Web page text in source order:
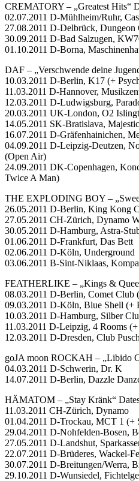
CREMATORY – „Greatest Hits“
02.07.2011 D-Mühlheim/Ruhr,
27.08.2011 D-Delbrück,
30.09.2011 D-Bad Salzugen,
01.10.2011 D-Borna,
DAF – „Verschwende deine
10.03.2011 D-Berlin, K17 (+
11.03.2011 D-Hannover,
12.03.2011 D-Ludwigsburg,
20.03.2011 UK-London, O2
14.05.2011 SK-Bratislava,
16.07.2011 D-Gräfenhainichen,
04.09.2011 D-Leipzig-Deutzen,
(Open Air)
24.09.2011 DK-Copenhagen,
Twice A Man)
THE EXPLODING BOY –
26.05.2011 D-Berlin, King Kong
27.05.2011 CH-Zürich, Dynamo
30.05.2011 D-Hamburg, Astra-
01.06.2011 D-Frankfurt, Das Bett
02.06.2011 D-Köln, Underground
03.06.2011 B-Sint-Niklaas,
FEATHERLIKE – „Kings &
08.03.2011 D-Berlin, Comet Club
09.03.2011 D-Köln, Blue Shell (+
10.03.2011 D-Hamburg, Silber
11.03.2011 D-Leipzig, 4 Rooms
12.03.2011 D-Dresden, Club
goJA moon ROCKAH – „Libido
04.03.2011 D-Schwerin, Dr. K
14.07.2011 D-Berlin, Dazzle
HÄMATOM – „Stay Kränk“
11.03.2011 CH-Zürich, Dynamo
01.04.2011 D-Trockau, MCT 1 (+
29.04.2011 D-Nohfelden-Bosen,
27.05.2011 D-Landshut,
22.07.2011 D-Brüderes, Wackel-
30.07.2011 D-Breitungen/Werra,
29.10.2011 D-Wunsiedel,